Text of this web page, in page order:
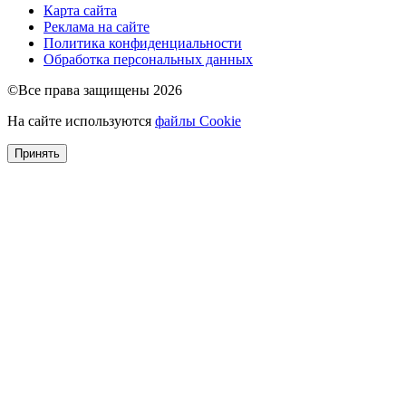
Карта сайта
Реклама на сайте
Политика конфиденциальности
Обработка персональных данных
©Все права защищены 2026
На сайте используются файлы Cookie
Принять